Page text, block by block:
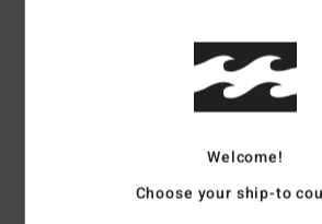
Welcome!
Choose your ship-to